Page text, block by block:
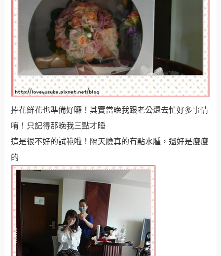
捧花鮮花也準備好囉！其實當晚我跟老公還去忙好多事情
唷！只記得那晚我三點才睡
這是很不好的試範啦！隔天臉真的有點水腫，還好是瘦瘦
的